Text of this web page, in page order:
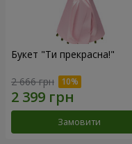
Букет "Ти прекрасна!"
2 666 грн
Замовити